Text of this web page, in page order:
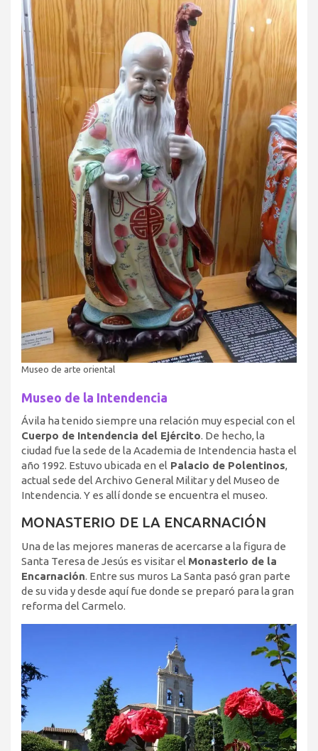
Museo de arte oriental
Museo de la Intendencia
Ávila ha tenido siempre una relación muy especial con el
Cuerpo de Intendencia del Ejército. De hecho, la
ciudad fue la sede de la Academia de Intendencia hasta el
año 1992. Estuvo ubicada en el Palacio de Polentinos,
actual sede del Archivo General Militar y del Museo de
Intendencia. Y es allí donde se encuentra el museo.
MONASTERIO DE LA ENCARNACIÓN
Una de las mejores maneras de acercarse a la figura de
Santa Teresa de Jesús es visitar el Monasterio de la
Encarnación. Entre sus muros La Santa pasó gran parte
de su vida y desde aquí fue donde se preparó para la gran
reforma del Carmelo.